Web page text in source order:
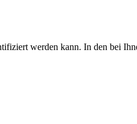
werden kann. In den bei